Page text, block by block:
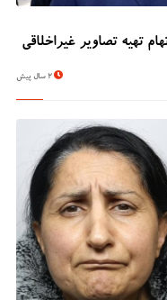
تهیه تصاویر غیراخلاقی
2 سال پیش